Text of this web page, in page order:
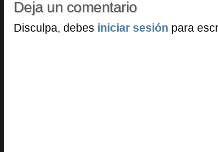
Deja un comentario
Disculpa, debes iniciar sesión para